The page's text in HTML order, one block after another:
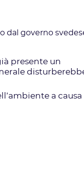
dal governo
presente un
a causa